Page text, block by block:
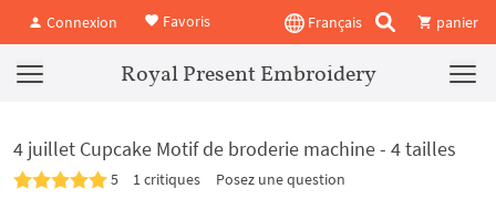
Connexion Favoris Français panier
Royal Present Embroidery
4 juillet Cupcake Motif de broderie machine - 4 tailles
5 1 critiques
Posez une question